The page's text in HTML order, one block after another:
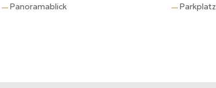
—Panoramablick —Parkplatz